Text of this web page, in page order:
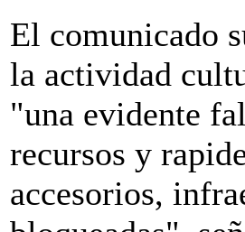
El comunicado
la actividad
"una evidente
recursos y
accesorios,